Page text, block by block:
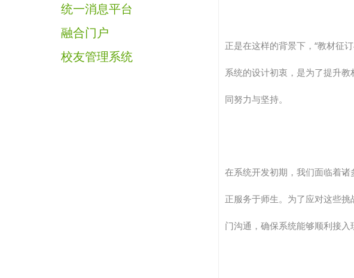
统一消息平台
融合门户
校友管理系统
正是在这样的背景下，“教材征
系统的设计初衷，是为了提升
同努力与坚持。
在系统开发初期，我们面临着
正服务于师生。为了应对这些
门沟通，确保系统能够顺利接入